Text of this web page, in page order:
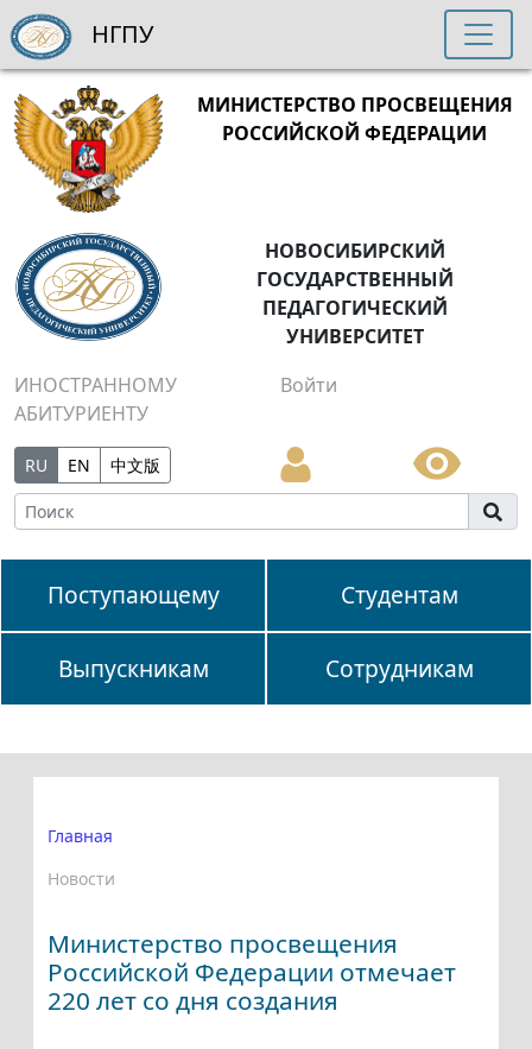
МИНИСТЕРСТВО ПРОСВЕЩЕНИЯ
РОССИЙСКОЙ ФЕДЕРАЦИИ
НОВОСИБИРСКИЙ
ГОСУДАРСТВЕННЫЙ
ПЕДАГОГИЧЕСКИЙ
УНИВЕРСИТЕТ
ИНОСТРАННОМУ
АБИТУРИЕНТУ
Войти
RU EN 中文版
Поступающему Студентам
Выпускникам Сотрудникам
НГПУ
Главная
Новости
Министерство просвещения
Российской Федерации отмечает
220 лет со дня создания